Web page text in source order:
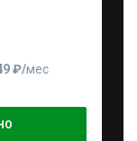
₽⁠/⁠мес